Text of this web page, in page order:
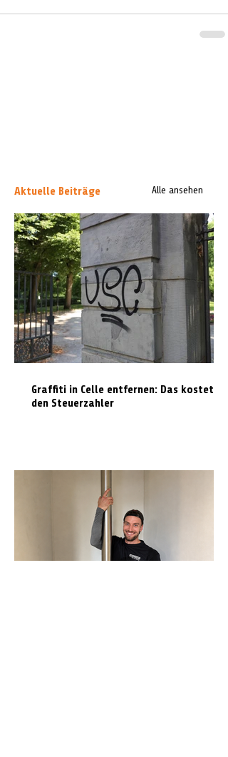
Aktuelle Beiträge Alle ansehen
Graffiti in Celle entfernen: Das kostet es
den Steuerzahler